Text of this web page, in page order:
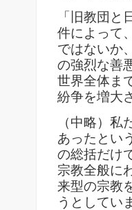
「旧教団
件によって
ではないか
の強烈な善
世界全体ま
紛争を増大
（中略）
あったとい
の総括だけ
宗教全般に
来型の宗教
うとしてい